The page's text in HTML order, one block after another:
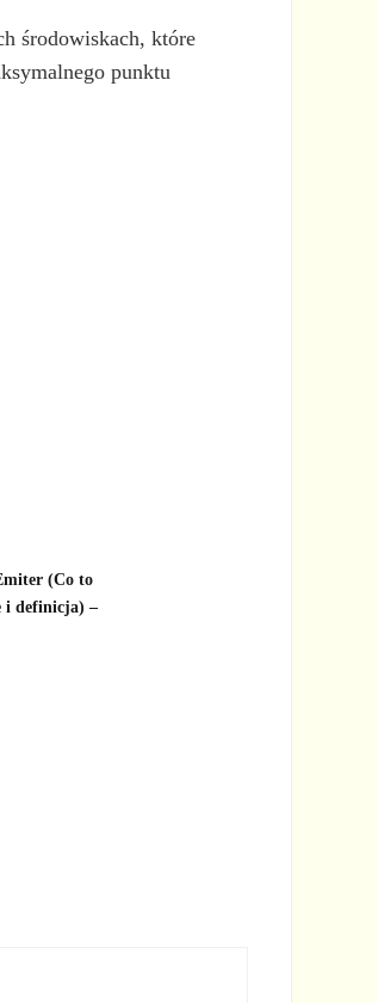
środowiskach, które
punktu
(Co to
i definicja) –